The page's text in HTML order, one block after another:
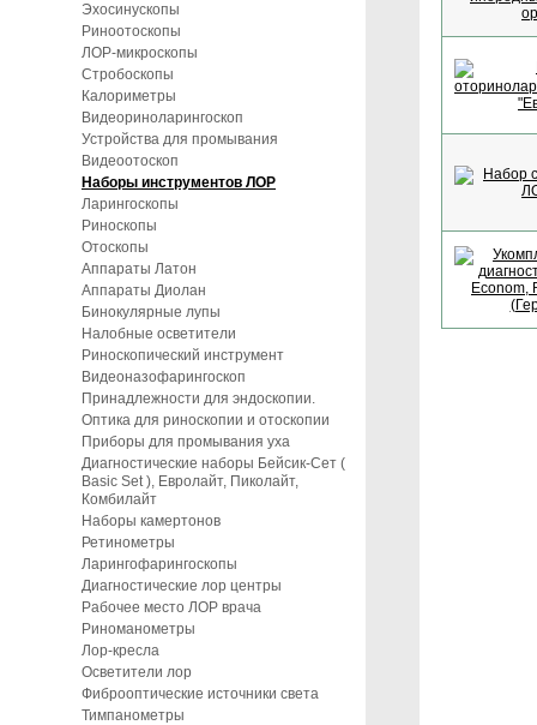
Эхосинускопы
Риноотоскопы
ЛОР-микроскопы
Стробоскопы
Калориметры
Видеориноларингоскоп
Устройства для промывания
Видеоотоскоп
Наборы инструментов ЛОР
Ларингоскопы
Риноскопы
Отоскопы
Аппараты Латон
Аппараты Диолан
Бинокулярные лупы
Налобные осветители
Риноскопический инструмент
Видеоназофарингоскоп
Принадлежности для эндоскопии.
Оптика для риноскопии и отоскопии
Приборы для промывания уха
Диагностические наборы Бейсик-Сет (
Basic Set ), Евролайт, Пиколайт,
Комбилайт
Наборы камертонов
Ретинометры
Ларингофарингоскопы
Диагностические лор центры
Рабочее место ЛОР врача
Риноманометры
Лор-кресла
Осветители лор
Фиброоптические источники света
Тимпанометры